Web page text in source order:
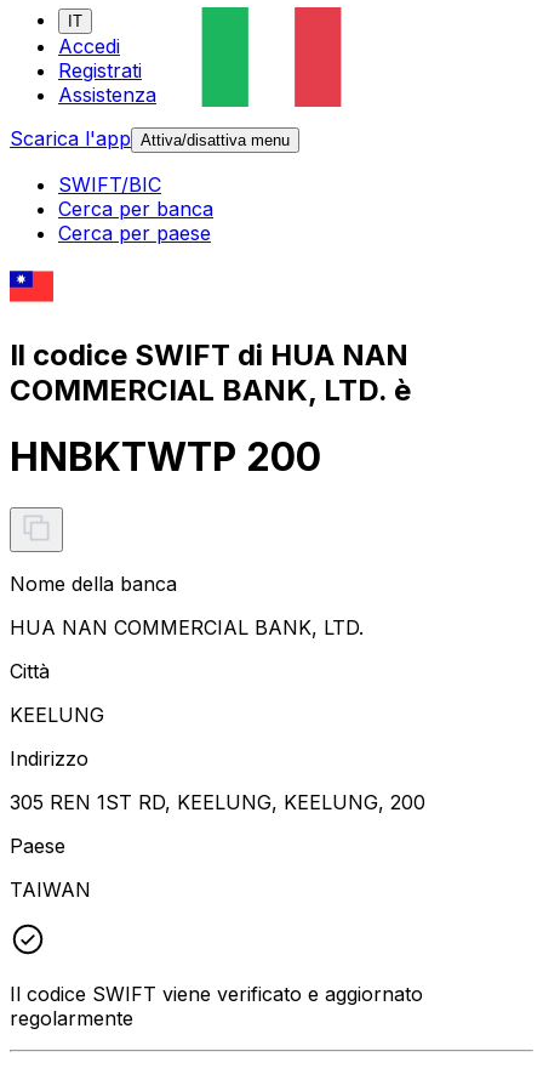
IT
Accedi
Registrati
Assistenza
Scarica l'app Attiva/disattiva menu
SWIFT/BIC
Cerca per banca
Cerca per paese
Il codice SWIFT di HUA NAN
COMMERCIAL BANK, LTD. è
HNBKTWTP 200
Nome della banca
HUA NAN COMMERCIAL BANK, LTD.
Città
KEELUNG
Indirizzo
305 REN 1ST RD, KEELUNG, KEELUNG, 200
Paese
TAIWAN
Il codice SWIFT viene verificato e aggiornato
regolarmente